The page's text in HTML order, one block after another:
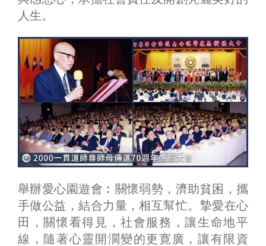
人生。
舉辦愛心園遊會︰關懷弱勢，濟助貧困，攜
手做公益，結合力量，相互幫忙。摯愛在心
田，關懷看得見，社會服務，讓生命地平
線，隨著心靈開濶變的更寛廣，讓有限資